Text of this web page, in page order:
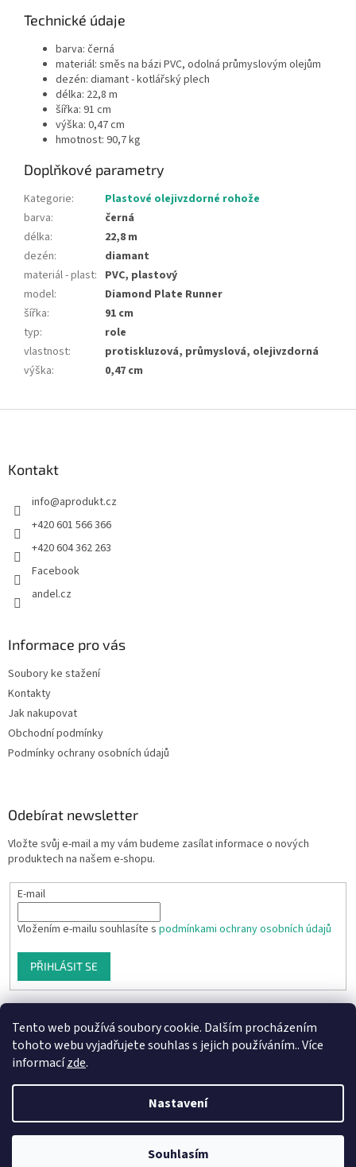
Tento web používá soubory cookie. Dalším procházením
tohoto webu vyjadřujete souhlas s jejich používáním.. Více
informacízde.
Nastavení
Souhlasím
Technické údaje
barva: černá
materiál: směs na bázi PVC, odolná průmyslovým olejům
dezén: diamant - kotlářský plech
délka: 22,8 m
šířka: 91 cm
výška: 0,47 cm
hmotnost: 90,7 kg
Doplňkové parametry
Kategorie:
Plastové olejivzdorné rohože
barva:
černá
délka:
22,8 m
dezén:
diamant
materiál - plast: PVC, plastový
model:
Diamond Plate Runner
šířka:
91 cm
typ:
role
vlastnost:
protiskluzová, průmyslová, olejivzdorná
výška: 0,47 cm
Kontakt
info@aprodukt.cz
+420 601 566 366
+420 604 362 263
Facebook
andel.cz
Informace pro vás
Soubory ke stažení
Kontakty
Jak nakupovat
Obchodní podmínky
Podmínky ochrany osobních údajů
Odebírat newsletter
Vložte svůj e-mail a my vám budeme zasílat informace o nových
produktech na našem e-shopu.
E-mail
Vložením e-mailu souhlasíte s podmínkami ochrany osobních údajů
PŘIHLÁSIT SE
Vytvořil Shoptet
Aprodukt.cz. Všechna práva vyhrazena.